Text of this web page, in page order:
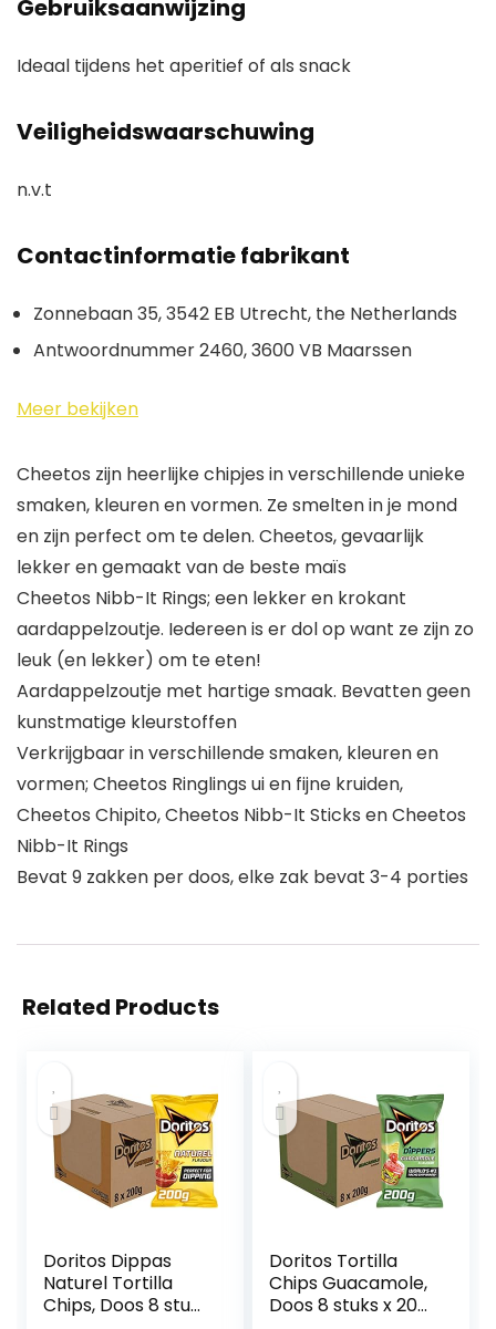
Gebruiksaanwijzing
Ideaal tijdens het aperitief of als snack
Veiligheidswaarschuwing
n.v.t
Contactinformatie fabrikant
Zonnebaan 35, 3542 EB Utrecht, the Netherlands
Antwoordnummer 2460, 3600 VB Maarssen
Meer bekijken
Cheetos zijn heerlijke chipjes in verschillende unieke
smaken, kleuren en vormen. Ze smelten in je mond
en zijn perfect om te delen. Cheetos, gevaarlijk
lekker en gemaakt van de beste maïs
Cheetos Nibb-It Rings; een lekker en krokant
aardappelzoutje. Iedereen is er dol op want ze zijn zo
leuk (en lekker) om te eten!
Aardappelzoutje met hartige smaak. Bevatten geen
kunstmatige kleurstoffen
Verkrijgbaar in verschillende smaken, kleuren en
vormen; Cheetos Ringlings ui en fijne kruiden,
Cheetos Chipito, Cheetos Nibb-It Sticks en Cheetos
Nibb-It Rings
Bevat 9 zakken per doos, elke zak bevat 3-4 porties
Related Products
Doritos Dippas
Naturel Tortilla
Chips, Doos 8 stuks
Doritos Tortilla
Chips Guacamole,
Doos 8 stuks x 200